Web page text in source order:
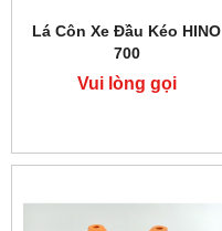
Lá Côn Xe Đầu Kéo HINO
700
Vui lòng gọi